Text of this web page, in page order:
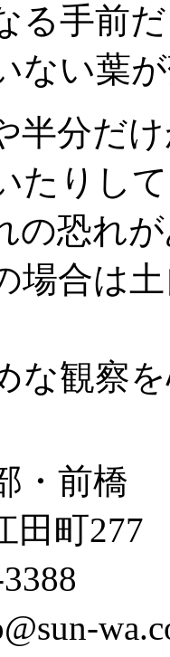
る手前
ない葉
半分だ
たりし
の恐れ
場合は
な観察
・前橋
田町277